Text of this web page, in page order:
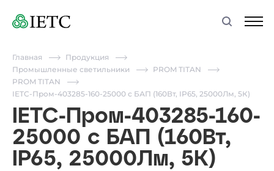
Главная
Продукция
Промышленные светильники
PROM TITAN
PROM TITAN
IETC-Пром-403285-160-25000 с БАП (160Вт, IP65, 25000Лм, 5К)
IETC-Пром-403285-160-
25000 с БАП (160Вт,
IP65, 25000Лм, 5К)